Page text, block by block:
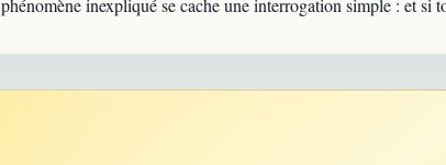
phénomène inexpliqué se cache une interrogation simple : et si